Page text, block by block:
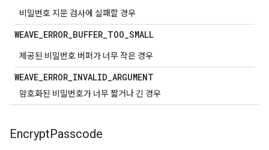
비밀번호 지문 검사에 실패할 경우
WEAVE_ERROR_BUFFER_TOO_SMALL
제공된 비밀번호 버퍼가 너무 작은 경우
WEAVE_ERROR_INVALID_ARGUMENT
암호화된 비밀번호가 너무 짧거나 긴 경우
EncryptPasscode